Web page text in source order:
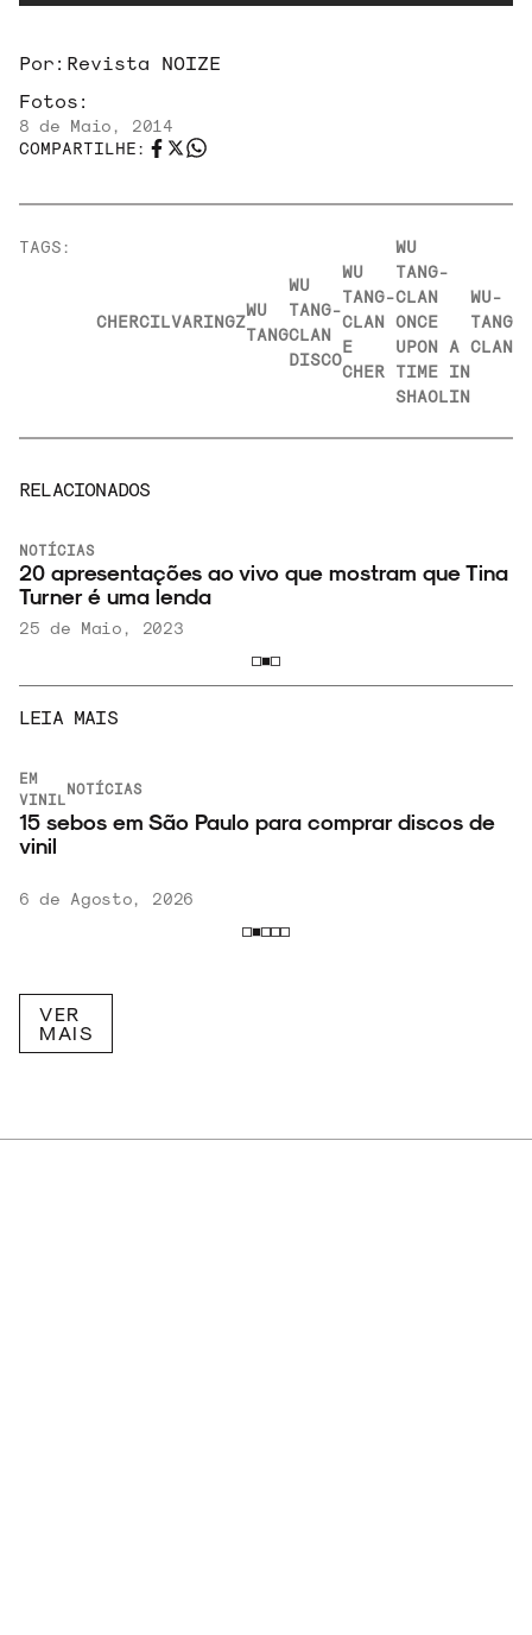
Por: Revista NOIZE
Fotos:
8 de Maio, 2014
COMPARTILHE:
TAGS:
CHERCILVARINGZ
WU
TANG
WU
TANG-
CLAN
DISCO
WU
TANG-
CLAN
E
CHER
WU
TANG-
CLAN
ONCE
UPON A
TIME IN
SHAOLIN
WU-
TANG
CLAN
RELACIONADOS
NOTÍCIAS
20 apresentações ao vivo que mostram que Tina
Turner é uma lenda
25 de Maio, 2023
LEIA MAIS
EM
VINIL
NOTÍCIAS
15 sebos em São Paulo para comprar discos de
vinil
6 de Agosto, 2026
VER
MAIS